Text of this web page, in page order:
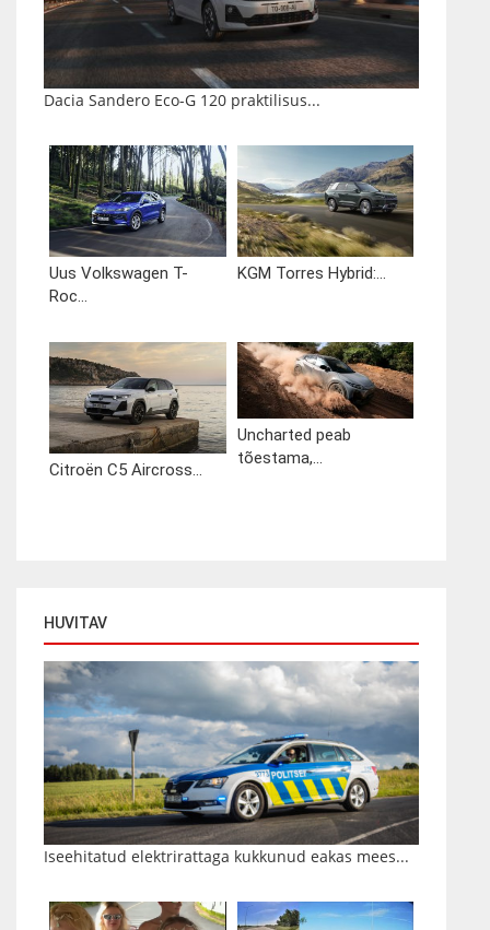
Dacia Sandero Eco-G 120 praktilisus...
Uus Volkswagen T-
Roc...
KGM Torres Hybrid:...
Citroën C5 Aircross...
Uncharted peab
tõestama,...
HUVITAV
Iseehitatud elektrirattaga kukkunud eakas mees...